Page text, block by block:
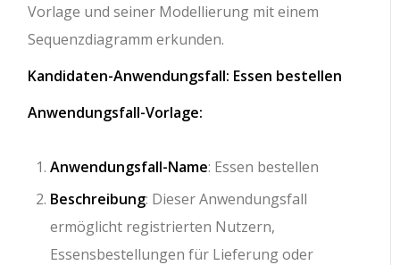
Vorlage und seiner Modellierung mit einem
Sequenzdiagramm erkunden.
Kandidaten-Anwendungsfall: Essen bestellen
Anwendungsfall-Vorlage:
Anwendungsfall-Name: Essen bestellen
Beschreibung: Dieser Anwendungsfall
ermöglicht registrierten Nutzern,
Essensbestellungen für Lieferung oder